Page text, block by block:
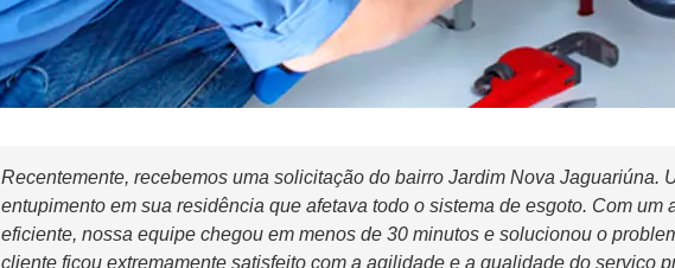
Recentemente, recebemos uma solicitação do bairro Jardim Nova Jaguariúna.
entupimento em sua residência que afetava todo o sistema de esgoto. Com um
eficiente, nossa equipe chegou em menos de 30 minutos e solucionou o
cliente ficou extremamente satisfeito com a agilidade e a qualidade do serviço